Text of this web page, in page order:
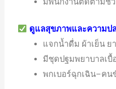
ดูแลสุขภาพและความป
แจกน้ำดื่ม ผ้าเย็น ย
มีชุดปฐมพยาบาลเบื้
พกเบอร์ฉุกเฉิน–ค